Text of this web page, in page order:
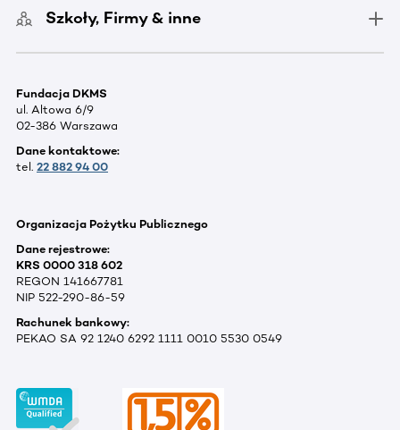
Szkoły, Firmy & inne
Fundacja DKMS
ul. Altowa 6/9
02-386 Warszawa
Dane kontaktowe:
tel. 22 882 94 00
Organizacja Pożytku Publicznego
Dane rejestrowe:
KRS 0000 318 602
REGON 141667781
NIP 522-290-86-59
Rachunek bankowy:
PEKAO SA 92 1240 6292 1111 0010 5530 0549